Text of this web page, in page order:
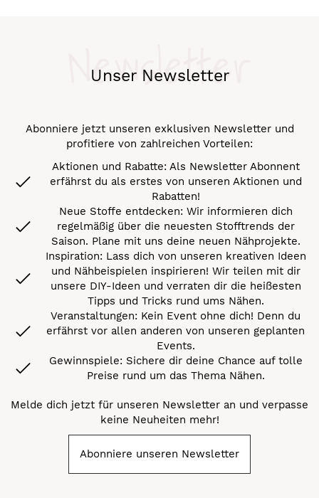
Unser Newsletter
Newsletter
Abonniere jetzt unseren exklusiven Newsletter und
profitiere von zahlreichen Vorteilen:
Aktionen und Rabatte: Als Newsletter Abonnent
erfährst du als erstes von unseren Aktionen und
Rabatten!
Neue Stoffe entdecken: Wir informieren dich
regelmäßig über die neuesten Stofftrends der
Saison. Plane mit uns deine neuen Nähprojekte.
Inspiration: Lass dich von unseren kreativen Ideen
und Nähbeispielen inspirieren! Wir teilen mit dir
unsere DIY-Ideen und verraten dir die heißesten
Tipps und Tricks rund ums Nähen.
Veranstaltungen: Kein Event ohne dich! Denn du
erfährst vor allen anderen von unseren geplanten
Events.
Gewinnspiele: Sichere dir deine Chance auf tolle
Preise rund um das Thema Nähen.
Melde dich jetzt für unseren Newsletter an und verpasse
keine Neuheiten mehr!
Abonniere unseren Newsletter